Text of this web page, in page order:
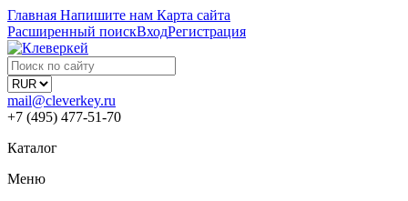
Главная Напишите нам Карта сайта
Расширенный поискВходРегистрация
mail@cleverkey.ru
+7 (495) 477-51-70
Каталог
Меню